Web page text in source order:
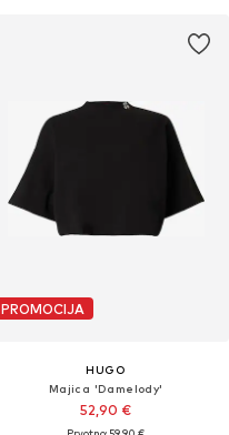
PROMOCIJA
HUGO
Majica 'Damelody'
52,90 €